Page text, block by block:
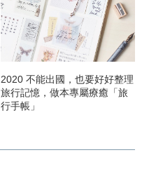
2020 不能出國，也要好好整理
旅行記憶，做本專屬療癒「旅
行手帳」